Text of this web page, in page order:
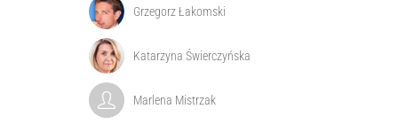
Grzegorz Łakomski
Katarzyna Świerczyńska
Marlena Mistrzak